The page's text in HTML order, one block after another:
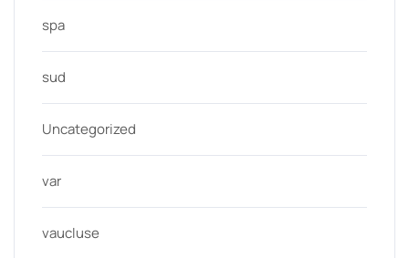
spa
sud
Uncategorized
var
vaucluse